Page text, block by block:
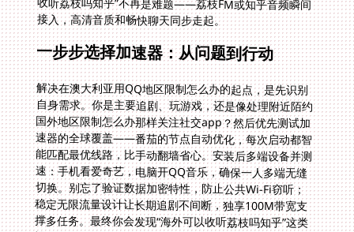
接入，高清音质和畅快聊天同步走起。
一步步选择加速器：从问题到行动
解决在澳大利亚用QQ地区限制怎么办的起点，是先识别
自身需求。你是主要追剧、玩游戏，还是像处理附近陌约
国外地区限制怎么办那样关注社交app？然后优先测试加
速器的全球覆盖——番茄的节点自动优化，每次启动都智
能匹配最优线路，比手动翻墙省心。安装后多端设备并测
速：手机看爱奇艺，电脑开QQ音乐，确保一人多端无缝
切换。别忘了验证数据加密特性，防止公共Wi-Fi窃听；
稳定无限流量设计让长期追剧不间断，独享100M带宽支
撑多任务。最终你会发现“海外可以收听荔枝吗知乎”这类
疑问变成历史——音频平台如荔枝FM秒开，知乎讨论区